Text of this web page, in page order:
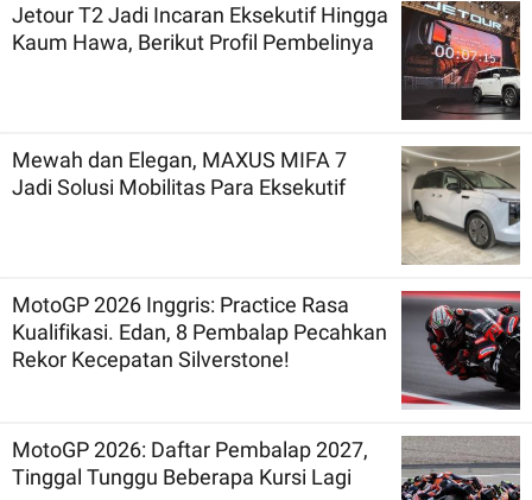
Jetour T2 Jadi Incaran Eksekutif Hingga
Kaum Hawa, Berikut Profil Pembelinya
Mewah dan Elegan, MAXUS MIFA 7
Jadi Solusi Mobilitas Para Eksekutif
MotoGP 2026 Inggris: Practice Rasa
Kualifikasi. Edan, 8 Pembalap Pecahkan
Rekor Kecepatan Silverstone!
MotoGP 2026: Daftar Pembalap 2027,
Tinggal Tunggu Beberapa Kursi Lagi